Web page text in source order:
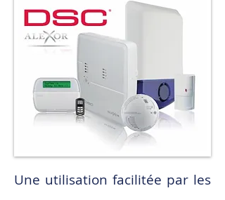
Une utilisation facilitée par les